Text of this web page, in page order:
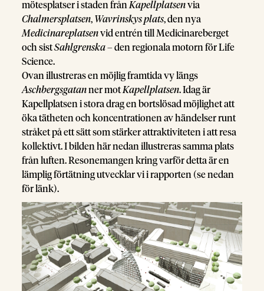
mötesplatser i staden frånKapellplatsenvia
Chalmersplatsen, Wavrinskys plats, den nya
Medicinareplatsenvid entrén till Medicinareberget
och sistSahlgrenska– den regionala motorn för Life
Science.
Ovan illustreras en möjlig framtida vy längs
Aschbergsgatanner motKapellplatsen. Idag är
Kapellplatsen i stora drag en bortslösad möjlighet att
öka tätheten och koncentrationen av händelser runt
stråket på ett sätt som stärker attraktiviteten i att resa
kollektivt. I bilden här nedan illustreras samma plats
från luften. Resonemangen kring varför detta är en
lämplig förtätning utvecklar vi i rapporten (se nedan
för länk).